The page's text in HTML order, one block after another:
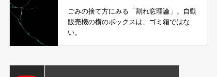
ごみの捨て方にみる「割れ窓理論」。自動
販売機の横のボックスは、ゴミ箱ではな
い。